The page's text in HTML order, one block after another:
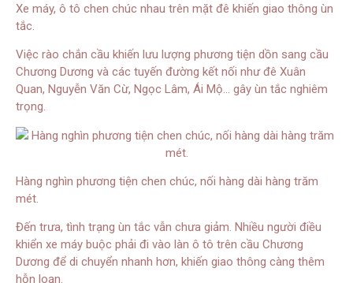
Xe máy, ô tô chen chúc nhau trên mặt đê khiến giao thông ùn
tắc.
Việc rào chắn cầu khiến lưu lượng phương tiện dồn sang cầu
Chương Dương và các tuyến đường kết nối như đê Xuân
Quan, Nguyễn Văn Cừ, Ngọc Lâm, Ái Mộ… gây ùn tắc nghiêm
trọng.
Hàng nghìn phương tiện chen chúc, nối hàng dài hàng trăm
mét.
Đến trưa, tình trạng ùn tắc vẫn chưa giảm. Nhiều người điều
khiển xe máy buộc phải đi vào làn ô tô trên cầu Chương
Dương để di chuyển nhanh hơn, khiến giao thông càng thêm
hỗn loạn.